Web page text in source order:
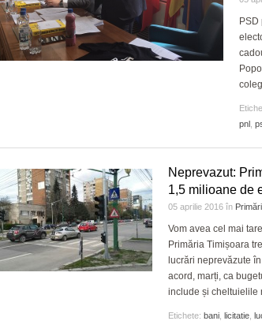
pnl
Neprevazut:
1,5 milioane de
05 aprilie 2016 în
Vom avea cel mai
Primăria Timișoara
lucrări neprevăzute
acord, marți, ca
include și cheltuielile
Etichete: bani licitatie